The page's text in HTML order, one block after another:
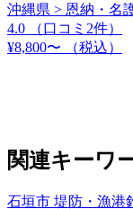
沖縄県 > 恩納・名
4.0
（口コミ2件）
¥8,800〜
（税込）
関連キーワ
石垣市 堤防・漁港